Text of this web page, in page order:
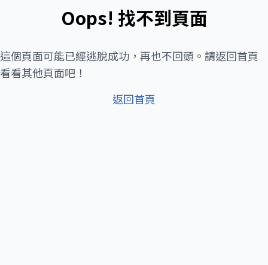
Oops! 找不到頁面
這個頁面可能已經逃脫成功，再也不回頭。請返回首頁
看看其他頁面吧！
返回首頁